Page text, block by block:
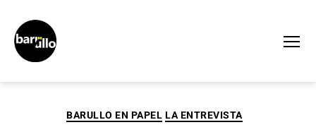
BARULLO EN PAPEL LA ENTREVISTA